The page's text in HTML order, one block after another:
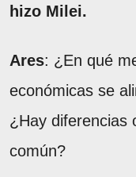
hizo Milei.
Ares: ¿En qué
económicas se
¿Hay diferencias
común?